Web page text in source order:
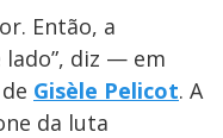
Então, a
diz — em
Gisèle Pelicot. A
da luta